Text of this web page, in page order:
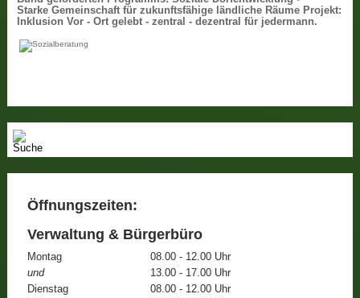
Starke Gemeinschaft für zukunftsfähige ländliche Räume Projekt:
Inklusion Vor - Ort gelebt - zentral - dezentral für jedermann.
Öffnungszeiten:
Verwaltung & Bürgerbüro
Montag
08.00 - 12.00 Uhr
und
13.00 - 17.00 Uhr
Dienstag
08.00 - 12.00 Uhr